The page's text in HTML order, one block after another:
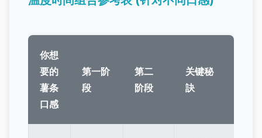
你想
要的
薯条
口感
第一阶
段
第二
阶段
关键秘
訣